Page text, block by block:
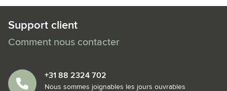
Support client
Comment nous contacter
+31 88 2324 702
Nous sommes joignables les jours ouvrables